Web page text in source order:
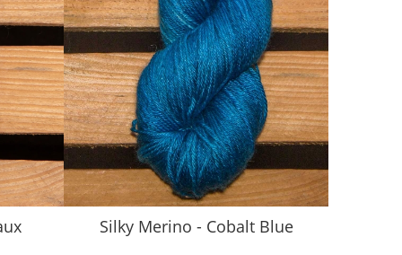
Silky Merino - Cobalt Blue